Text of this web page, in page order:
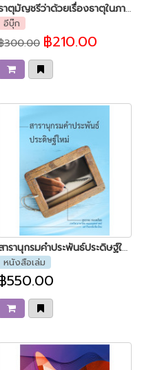
ธาตุมัญชรีว่าด้วยเรื่องธาตุในภาษาสันสกฤต
อีบุ๊ก
300.00 ฿210.00
สารานุกรมคำประพันธ์ประดิษฐ์ใหม่
หนังสือเล่ม
550.00